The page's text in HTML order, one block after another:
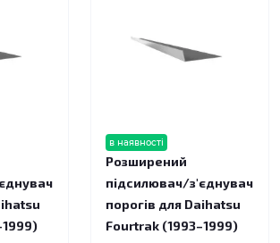
в наявності
Розширений
підсилювач/з'єднувач
порогів для Daihatsu
Fourtrak (1993–1999)